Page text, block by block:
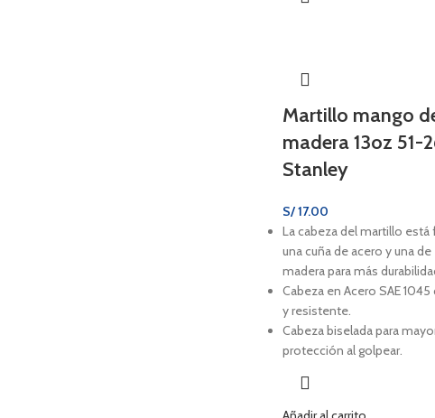
Martillo mango
madera 13oz 51-
Stanley
S/17.00
La cabeza del martillo está
una cuña de acero y una de
madera para más
Cabeza en Acero SAE 1045
y resistente.
Cabeza biselada para
protección al golpear.